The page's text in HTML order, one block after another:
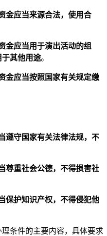
金应当来源合法，使用合
金应当用于演出活动的组
其他用途。
金应当按照国家有关规定缴
遵守国家有关法律法规，不
尊重社会公德，不得损害社
保护知识产权，不得侵犯他
条件的主要内容，具体要求